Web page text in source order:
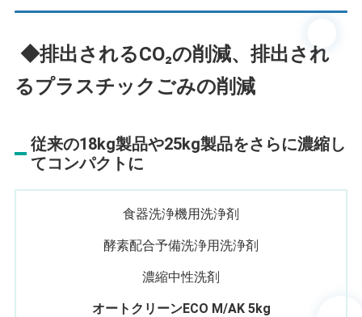
◆排出されるCO₂の削減、排出され
るプラスチックごみの削減
従来の18kg製品や25kg製品をさらに濃縮し
てコンパクトに
食器洗浄機用洗浄剤
酵素配合予備洗浄用洗浄剤
濃縮中性洗剤
オートクリーンECO M/AK 5kg